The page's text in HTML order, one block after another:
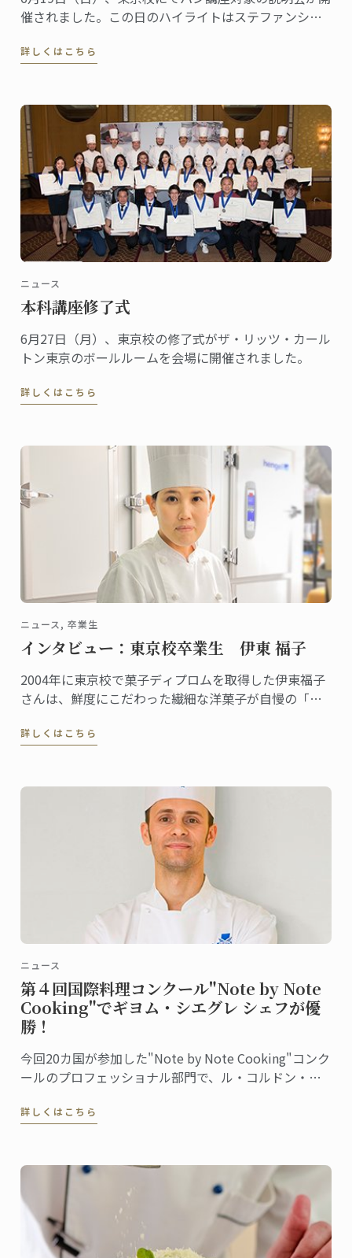
催されました。この日のハイライトはステファンシェ
詳しくはこちら
ニュース
本科講座修了式
6月27日（月）、東京校の修了式がザ・リッツ・カール
トン東京のボールルームを会場に開催されました。
詳しくはこちら
ニュース, 卒業生
インタビュー：東京校卒業生 伊東 福子
2004年に東京校で菓子ディプロムを取得した伊東福子
さんは、鮮度にこだわった繊細な洋菓子が自慢の「ポ
ル。
詳しくはこちら
ニュース
第４回国際料理コンクール"Note by Note
Cooking"でギヨム・シエグレ シェフが優
勝！
今回20カ国が参加した"Note by Note Cooking"コンク
ールのプロフェッショナル部門で、ル・コルドン・ブ
フが見事1位に輝きました。
詳しくはこちら